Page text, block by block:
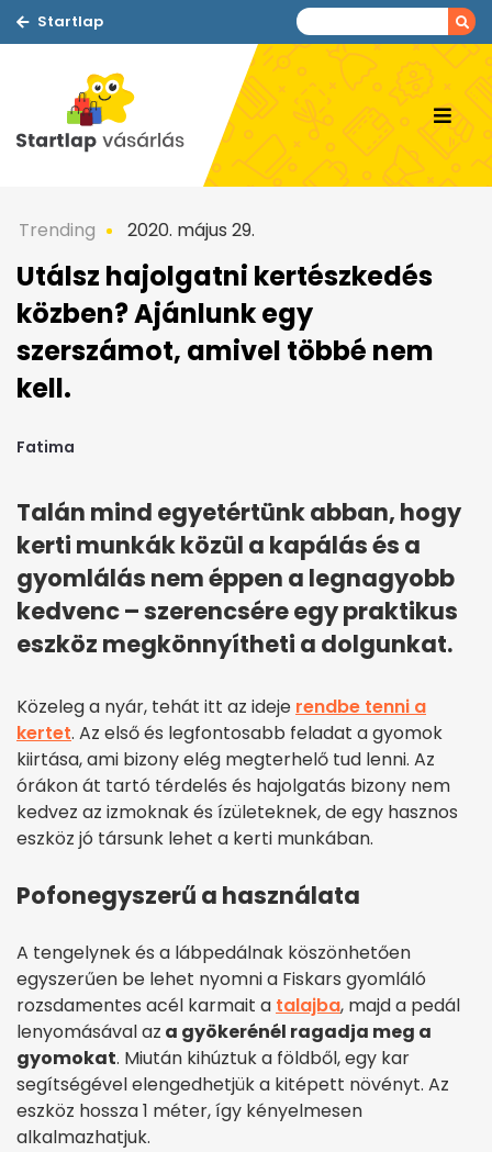
Startlap
Trending 2020. május 29.
Utálsz hajolgatni kertészkedés
közben? Ajánlunk egy
szerszámot, amivel többé nem
kell.
Fatima
Talán mind egyetértünk abban, hogy
kerti munkák közül a kapálás és a
gyomlálás nem éppen a legnagyobb
kedvenc – szerencsére egy praktikus
eszköz megkönnyítheti a dolgunkat.
Közeleg a nyár, tehát itt az ideje rendbe tenni a
kertet. Az első és legfontosabb feladat a gyomok
kiirtása, ami bizony elég megterhelő tud lenni. Az
órákon át tartó térdelés és hajolgatás bizony nem
kedvez az izmoknak és ízületeknek, de egy hasznos
eszköz jó társunk lehet a kerti munkában.
Pofonegyszerű a használata
A tengelynek és a lábpedálnak köszönhetően
egyszerűen be lehet nyomni a Fiskars gyomláló
rozsdamentes acél karmait a talajba, majd a pedál
lenyomásával az a gyökerénél ragadja meg a
gyomokat. Miután kihúztuk a földből, egy kar
segítségével elengedhetjük a kitépett növényt. Az
eszköz hossza 1 méter, így kényelmesen
alkalmazhatjuk.